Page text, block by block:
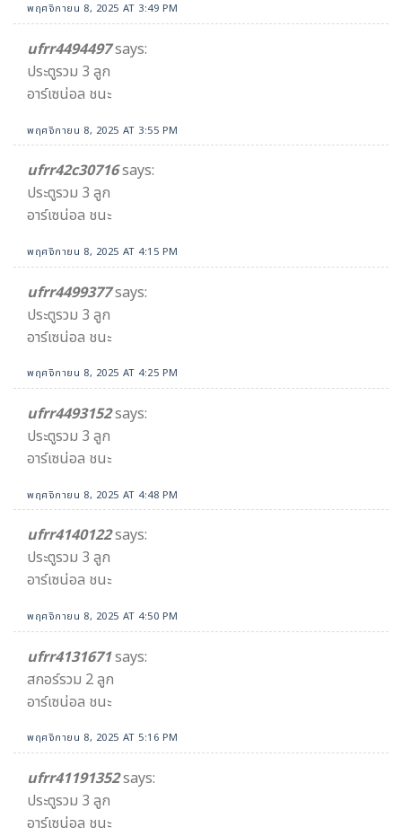
พฤศจิกายน 8, 2025 AT 3:49 PM
ufrr4494497says:
ประตูรวม 3 ลูก
อาร์เซน่อล ชนะ
พฤศจิกายน 8, 2025 AT 3:55 PM
ufrr42c30716says:
ประตูรวม 3 ลูก
อาร์เซน่อล ชนะ
พฤศจิกายน 8, 2025 AT 4:15 PM
ufrr4499377says:
ประตูรวม 3 ลูก
อาร์เซน่อล ชนะ
พฤศจิกายน 8, 2025 AT 4:25 PM
ufrr4493152says:
ประตูรวม 3 ลูก
อาร์เซน่อล ชนะ
พฤศจิกายน 8, 2025 AT 4:48 PM
ufrr4140122says:
ประตูรวม 3 ลูก
อาร์เซน่อล ชนะ
พฤศจิกายน 8, 2025 AT 4:50 PM
ufrr4131671says:
สกอร์รวม 2 ลูก
อาร์เซน่อล ชนะ
พฤศจิกายน 8, 2025 AT 5:16 PM
ufrr41191352says:
ประตูรวม 3 ลูก
อาร์เซน่อล ชนะ